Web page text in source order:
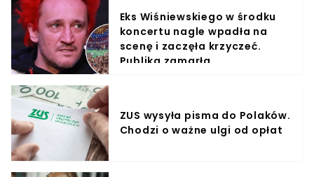
Eks Wiśniewskiego w środku
koncertu nagle wpadła na
scenę i zaczęła krzyczeć.
Publika zamarła
ZUS wysyła pisma do Polaków.
Chodzi o ważne ulgi od opłat